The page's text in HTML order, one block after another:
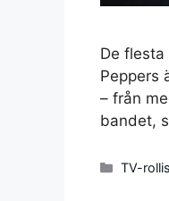
De flesta
Peppers
– från
bandet,
TV-